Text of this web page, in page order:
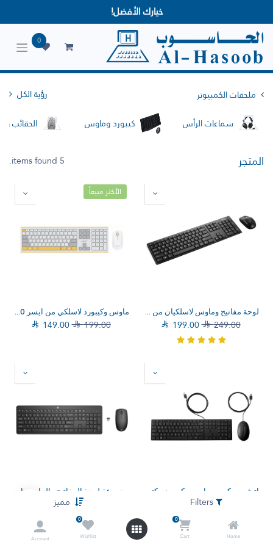
Filters مميز
Home
0
Cart
0
Wishlist
Account
خيارك الأفضل!
0
ملحقات الكمبيوتر
رؤية الكل
سماعات الرأس
كيبورد وماوس الحقائب
المتجر 5 items found.
لوحة مفاتيح وماوس لاسلكيان من نوع لينوفو 100 USB-A
 199.00249.00
الأكثر مبيعاً
ماوس وكيبورد لاسلكي من ايسر OCC200 أبيض/أصفر
 149.00199.00
199.00249.00
159.00 